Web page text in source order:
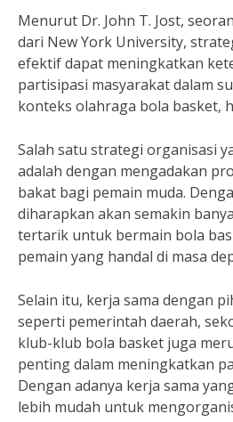
Menurut Dr. John T. Jost,
dari New York University,
efektif dapat meningkatkan
partisipasi masyarakat dalam
konteks olahraga bola basket,
Salah satu strategi organisasi
adalah dengan mengadakan
bakat bagi pemain muda.
diharapkan akan semakin
tertarik untuk bermain bola
pemain yang handal di masa
Selain itu, kerja sama dengan
seperti pemerintah daerah,
klub-klub bola basket juga
penting dalam meningkatkan
Dengan adanya kerja sama
lebih mudah untuk